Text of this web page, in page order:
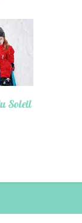
Soleil